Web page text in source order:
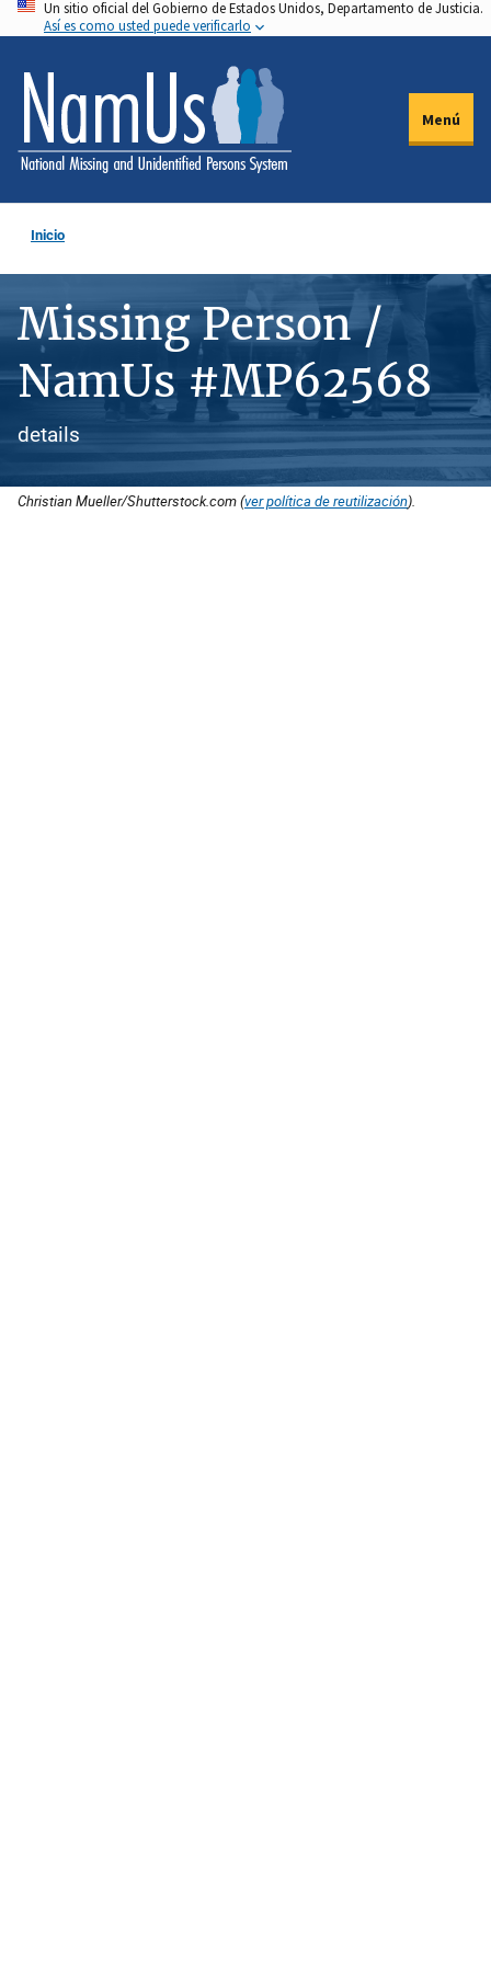
Pasar
al
contenido
principal
Un sitio oficial del Gobierno de Estados Unidos, Departamento de Justicia.
Así es como usted puede verificarlo
Menú
Inicio
Missing Person /
NamUs #MP62568
details
Christian Mueller/Shutterstock.com (ver política de reutilización).